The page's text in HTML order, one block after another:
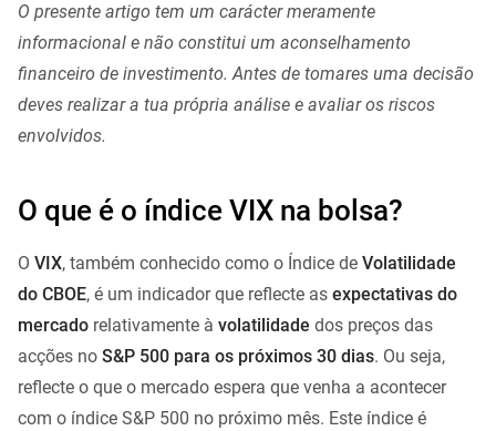
O presente artigo tem um carácter meramente
informacional e não constitui um aconselhamento
financeiro de investimento. Antes de tomares uma decisão
deves realizar a tua própria análise e avaliar os riscos
envolvidos.
O que é o índice VIX na bolsa?
O VIX, também conhecido como o Índice de Volatilidade
do CBOE, é um indicador que reflecte as expectativas do
mercado relativamente à volatilidade dos preços das
acções no S&P 500 para os próximos 30 dias. Ou seja,
reflecte o que o mercado espera que venha a acontecer
com o índice S&P 500 no próximo mês. Este índice é